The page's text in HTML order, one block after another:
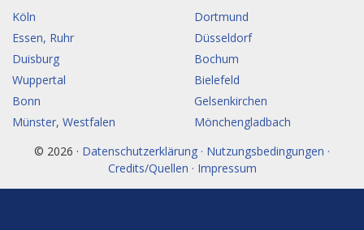
Köln
Dortmund
Essen, Ruhr
Düsseldorf
Duisburg
Bochum
Wuppertal
Bielefeld
Bonn
Gelsenkirchen
Münster, Westfalen
Mönchengladbach
© 2026 · Datenschutzerklärung · Nutzungsbedingungen ·
Credits/Quellen · Impressum